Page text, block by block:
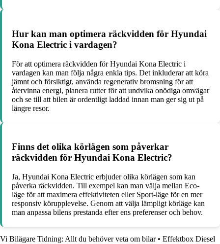
Hur kan man optimera räckvidden för Hyundai
Kona Electric i vardagen?
För att optimera räckvidden för Hyundai Kona Electric i
vardagen kan man följa några enkla tips. Det inkluderar att köra
jämnt och försiktigt, använda regenerativ bromsning för att
återvinna energi, planera rutter för att undvika onödiga omvägar
och se till att bilen är ordentligt laddad innan man ger sig ut på
längre resor.
Finns det olika körlägen som påverkar
räckvidden för Hyundai Kona Electric?
Ja, Hyundai Kona Electric erbjuder olika körlägen som kan
påverka räckvidden. Till exempel kan man välja mellan Eco-
läge för att maximera effektiviteten eller Sport-läge för en mer
responsiv körupplevelse. Genom att välja lämpligt körläge kan
man anpassa bilens prestanda efter ens preferenser och behov.
Vi Bilägare Tidning: Allt du behöver veta om bilar• Effektbox Diesel